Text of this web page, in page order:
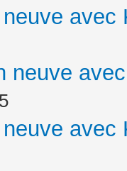
avec
neuve
avec